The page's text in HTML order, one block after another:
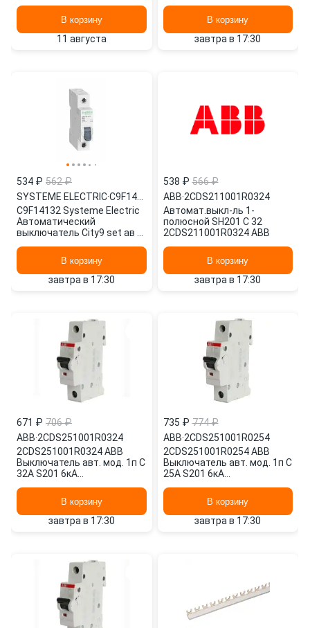
(в упак. 1шт.)В корзину
11 августа
В корзину
завтра в 17:30
534 ₽ 562 ₽
SYSTEME ELECTRIC·
C9F14132 Systeme Electric
Автоматический
выключатель City9 set ав b,
В корзину
завтра в 17:30
538 ₽ 566 ₽
ABB·2CDS211001R0324
Автомат.выкл-ль 1-
полюсной SH201 C 32
2CDS211001R0324 ABB
В корзину
завтра в 17:30
671 ₽ 706 ₽
ABB·2CDS251001R0324
2CDS251001R0324 ABB
Выключатель авт. мод. 1п C
32А S201 6кА
В корзину
завтра в 17:30
735 ₽ 774 ₽
ABB·2CDS251001R0254
2CDS251001R0254 ABB
Выключатель авт. мод. 1п C
25А S201 6кА
В корзину
завтра в 17:30